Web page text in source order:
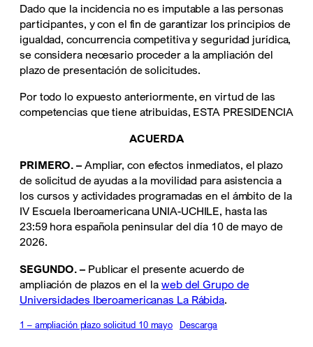
Dado que la incidencia no es imputable a las personas
participantes, y con el fin de garantizar los principios de
igualdad, concurrencia competitiva y seguridad jurídica,
se considera necesario proceder a la ampliación del
plazo de presentación de solicitudes.
Por todo lo expuesto anteriormente, en virtud de las
competencias que tiene atribuidas, ESTA PRESIDENCIA
ACUERDA
PRIMERO. – Ampliar, con efectos inmediatos, el plazo
de solicitud de ayudas a la movilidad para asistencia a
los cursos y actividades programadas en el ámbito de la
IV Escuela Iberoamericana UNIA-UCHILE, hasta las
23:59 hora española peninsular del día 10 de mayo de
2026.
SEGUNDO. – Publicar el presente acuerdo de
ampliación de plazos en el la web del Grupo de
Universidades Iberoamericanas La Rábida.
1 – ampliación plazo solicitud 10 mayo Descarga